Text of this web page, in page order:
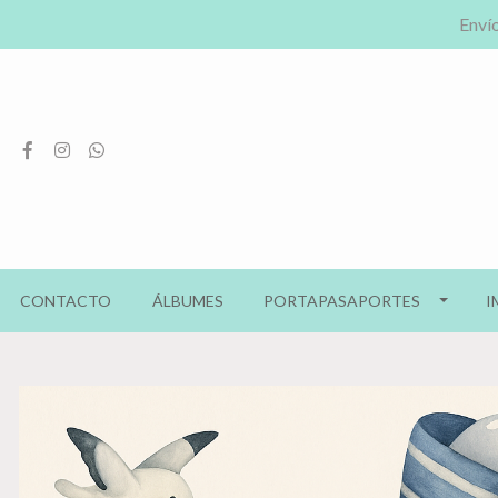
CONTACTO ÁLBUMES PORTAPASAPORTES